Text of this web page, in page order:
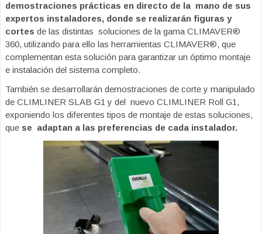
demostraciones prácticas en directo de la mano de sus
expertos instaladores, donde se realizarán figuras y
cortes de las distintas soluciones de la gama CLIMAVER®
360, utilizando para ello las herramientas CLIMAVER®, que
complementan esta solución para garantizar un óptimo montaje
e instalación del sistema completo.
También se desarrollarán demostraciones de corte y manipulado
de CLIMLINER SLAB G1 y del nuevo CLIMLINER Roll G1,
exponiendo los diferentes tipos de montaje de estas soluciones,
que se adaptan a las preferencias de cada instalador.